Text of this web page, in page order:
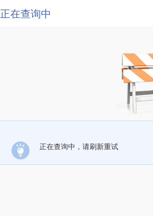
正在查询中
正在查询中，请刷新重试